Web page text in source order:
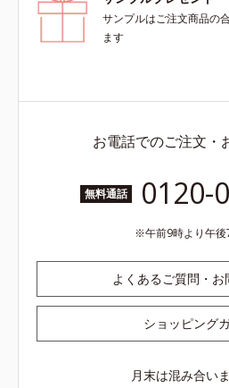
サンプルはご注文商品の
ます
お電話でのご注文・
無料通話 0120-
午前9時より午
よくあるご質問・お
ショッピング
月末は混み合い